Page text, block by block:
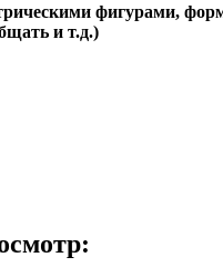
фигурами,
обобщать и т.д.)